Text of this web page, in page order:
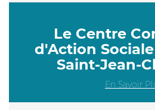
Le Centre
d'Action Sociale
Saint-Jean-
En Savoir